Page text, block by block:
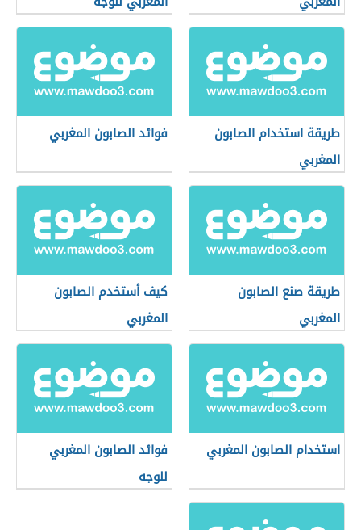
طريقة استخدام الصابون
المغربي
فوائد الصابون المغربي
طريقة صنع الصابون
المغربي
كيف أستخدم الصابون
المغربي
استخدام الصابون المغربي
فوائد الصابون المغربي
للوجه